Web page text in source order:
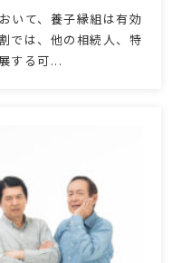
いて、養子縁組は有効
では、他の相続人、特
する可...